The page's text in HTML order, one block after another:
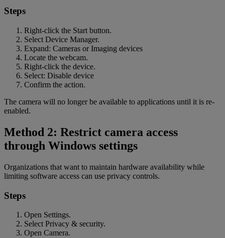
Steps
Right-click the Start button.
Select Device Manager.
Expand: Cameras or Imaging devices
Locate the webcam.
Right-click the device.
Select: Disable device
Confirm the action.
The camera will no longer be available to applications until it is re-
enabled.
Method 2: Restrict camera access
through Windows settings
Organizations that want to maintain hardware availability while
limiting software access can use privacy controls.
Steps
Open Settings.
Select Privacy & security.
Open Camera.